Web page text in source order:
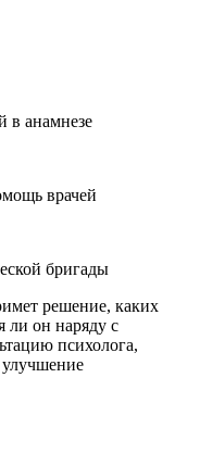
в анамнезе
врачей
бригады
решение, каких
ли он наряду с
психолога,